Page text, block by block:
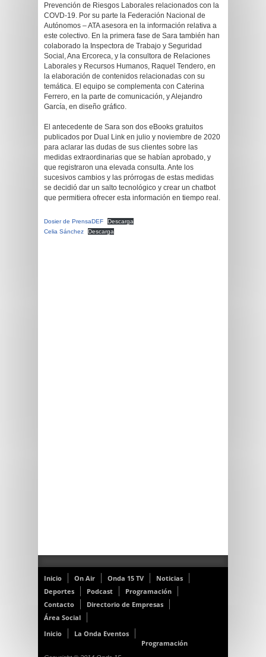
Prevención de Riesgos Laborales relacionados con la
COVD-19. Por su parte la Federación Nacional de
Autónomos – ATA asesora en la información relativa a
este colectivo. En la primera fase de Sara también han
colaborado la Inspectora de Trabajo y Seguridad
Social, Ana Ercoreca, y la consultora de Relaciones
Laborales y Recursos Humanos, Raquel Tendero, en
la elaboración de contenidos relacionadas con su
temática. El equipo se complementa con Caterina
Ferrero, en la parte de comunicación, y Alejandro
García, en diseño gráfico.
El antecedente de Sara son dos eBooks gratuitos
publicados por Dual Link en julio y noviembre de 2020
para aclarar las dudas de sus clientes sobre las
medidas extraordinarias que se habían aprobado, y
que registraron una elevada consulta. Ante los
sucesivos cambios y las prórrogas de estas medidas
se decidió dar un salto tecnológico y crear un chatbot
que permitiera ofrecer esta información en tiempo real.
Dosier de PrensaDEF
Descarga
Celia Sánchez
Descarga
Inicio On Air Onda 15 TV
Noticias
Deportes
Podcast
Programación
Contacto
Directorio de Empresas
Área Social
Inicio
La Onda Eventos
Programación